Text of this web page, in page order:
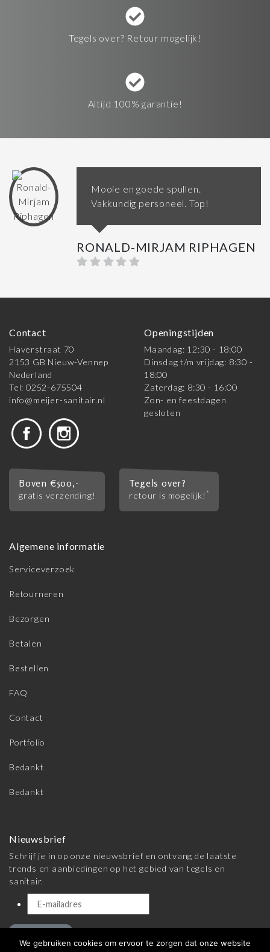
Tegels over? Retour mogelijk!
Altijd 100% garantie!
Mooie en goede spullen.
Vakkundig personeel. Top!
RONALD-MIRJAM RIPHAGEN
Contact
Haverstraat 70
2153 GB Nieuw-Vennep
Nederland
Tel: 0252-675504
info@meijer-sanitair.nl
Openingstijden
Maandag: 12:30 - 18:00
Dinsdag t/m vrijdag: 8:30 -
18:00
Zaterdag: 8:30 - 16:00
Zon- en feestdagen
gesloten
Boven €500,-
gratis verzending!
Tegels over?
retour is mogelijk! *
Algemene informatie
Serviceverzoek
Retourneren
Bezorgen
Betalen
Bestellen
FAQ
Contact
Portfolio
Bedankt
Bedankt
Nieuwsbrief
Schrijf je in op onze nieuwsbrief en ontvang de laatste
trends en aanbiedingen op het gebied van tegels en
sanitair.
We gebruiken cookies om ervoor te zorgen dat onze website